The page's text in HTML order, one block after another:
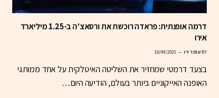
דרמה אופנתית: פראדה רוכשת את ורסאצ’ה ב-1.25 מיליארד
אירו
BY עומר זיו 10/04/2025
בצעד דרמטי שמחזיר את השליטה האיטלקית על אחד ממותגי
האופנה האייקוניים ביותר בעולם, הודיעה היום…